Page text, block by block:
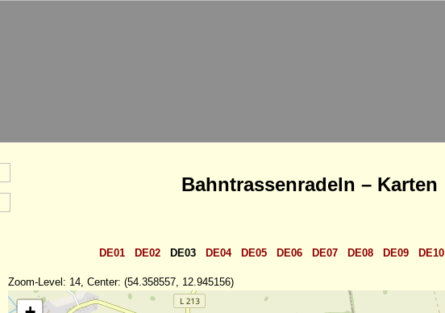
Bahntrassenradeln – Karten
DE01 DE02 DE03 DE04 DE05 DE06 DE07 DE08 DE09 DE10
Zoom-Level: 14, Center: (54.358557, 12.945156)